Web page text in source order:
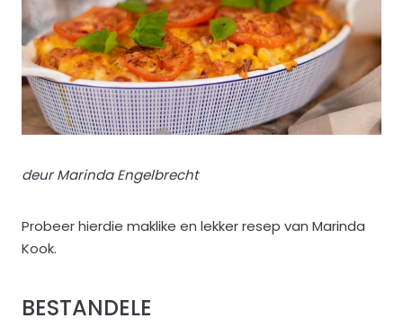
deur Marinda Engelbrecht
Probeer hierdie maklike en lekker resep van Marinda
Kook.
BESTANDELE